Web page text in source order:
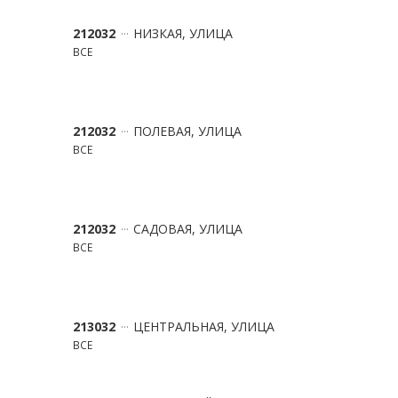
212032 НИЗКАЯ, УЛИЦА
ВСЕ
212032 ПОЛЕВАЯ, УЛИЦА
ВСЕ
212032 САДОВАЯ, УЛИЦА
ВСЕ
213032 ЦЕНТРАЛЬНАЯ, УЛИЦА
ВСЕ